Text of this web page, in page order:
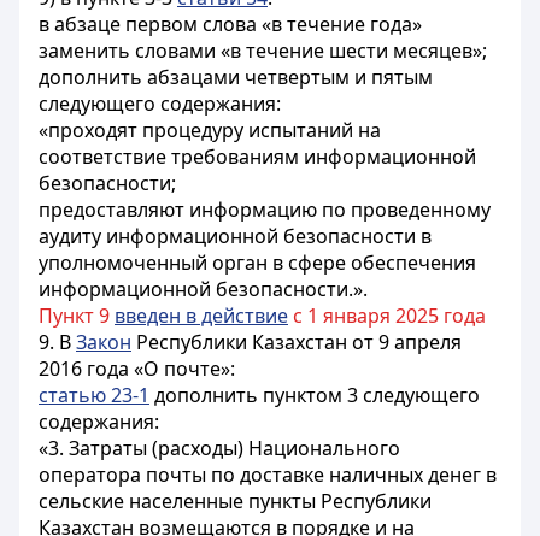
в абзаце первом слова «в течение года»
заменить словами «в течение шести месяцев»;
дополнить абзацами четвертым и пятым
следующего содержания:
«проходят процедуру испытаний на
соответствие требованиям информационной
безопасности;
предоставляют информацию по проведенному
аудиту информационной безопасности в
уполномоченный орган в сфере обеспечения
информационной безопасности.».
Пункт 9 введен в действие с 1 января 2025 года
9. ВЗакон Республики Казахстан от 9 апреля
2016 года «О почте»:
статью 23-1 дополнить пунктом 3 следующего
содержания:
«3. Затраты (расходы) Национального
оператора почты по доставке наличных денег в
сельские населенные пункты Республики
Казахстан возмещаются в порядке и на